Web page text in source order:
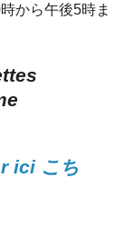
から午後5時ま
ici こち